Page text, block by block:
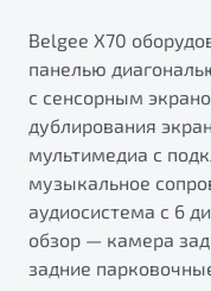
Универсальный
от 2 499 990 ₽*
Обзор В наличии
Запись на
Калькулятор ТО
Клиентская
Belgee X70
панелью
с сенсорным
дублирования
мультимедиa с
музыкальное
аудиосистема с 6
обзор — камера
задние